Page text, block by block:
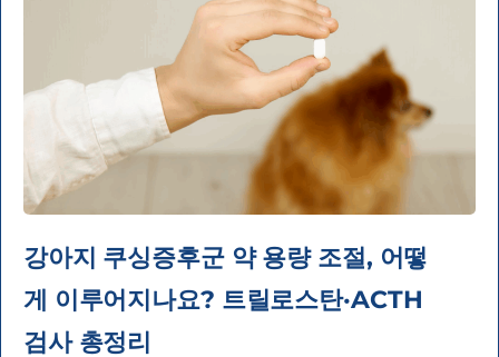
강아지 쿠싱증후군 약 용량 조절, 어떻
게 이루어지나요? 트릴로스탄·ACTH
검사 총정리